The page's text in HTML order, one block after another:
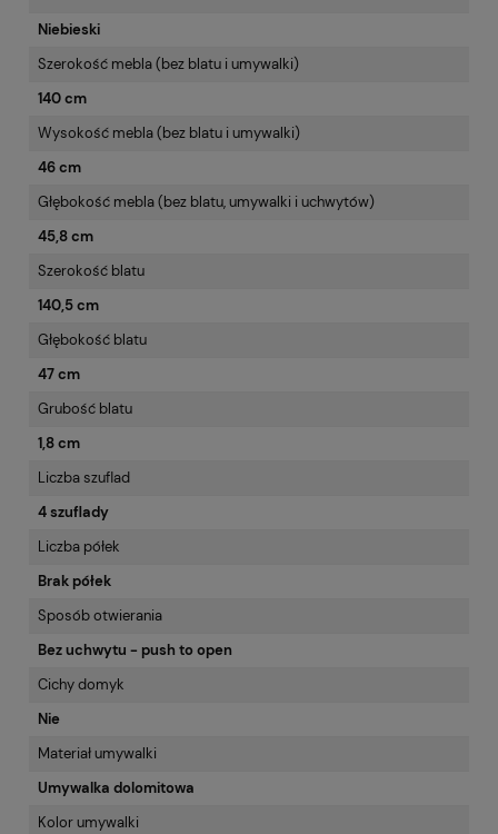
Niebieski
Szerokość mebla (bez blatu i umywalki)
140 cm
Wysokość mebla (bez blatu i umywalki)
46 cm
Głębokość mebla (bez blatu, umywalki i uchwytów)
45,8 cm
Szerokość blatu
140,5 cm
Głębokość blatu
47 cm
Grubość blatu
1,8 cm
Liczba szuflad
4 szuflady
Liczba półek
Brak półek
Sposób otwierania
Bez uchwytu - push to open
Cichy domyk
Nie
Materiał umywalki
Umywalka dolomitowa
Kolor umywalki